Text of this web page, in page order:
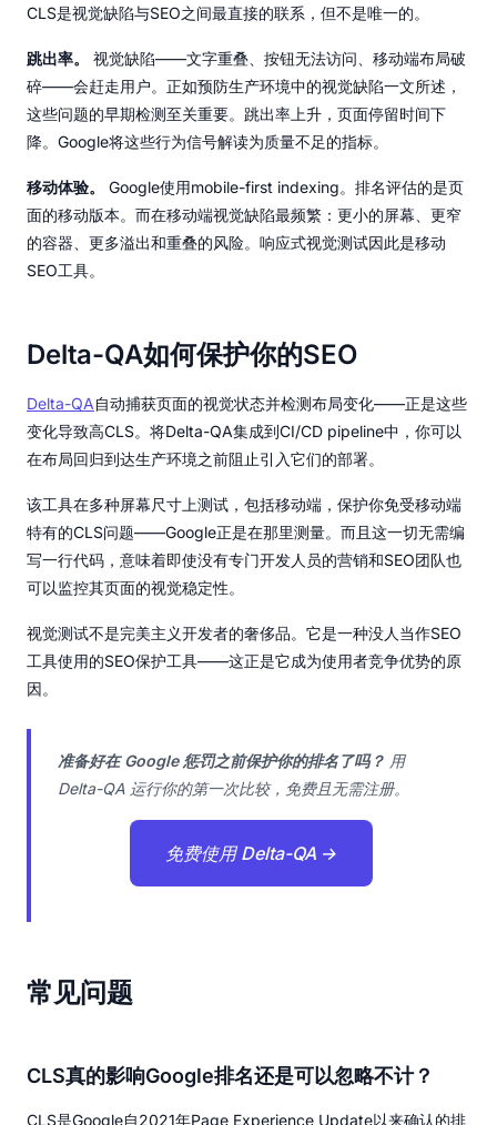
CLS是视觉缺陷与SEO之间最直接的联系，但不是唯一的。
跳出率。
视觉缺陷——文字重叠、按钮无法访问、移动端布局破
碎——会赶走用户。正如预防生产环境中的视觉缺陷一文所述，
这些问题的早期检测至关重要。跳出率上升，页面停留时间下
降。Google将这些行为信号解读为质量不足的指标。
移动体验。
Google使用mobile-first indexing。排名评估的是页
面的移动版本。而在移动端视觉缺陷最频繁：更小的屏幕、更窄
的容器、更多溢出和重叠的风险。响应式视觉测试因此是移动
SEO工具。
Delta-QA如何保护你的SEO
Delta-QA自动捕获页面的视觉状态并检测布局变化——正是这些
变化导致高CLS。将Delta-QA集成到CI/CD pipeline中，你可以
在布局回归到达生产环境之前阻止引入它们的部署。
该工具在多种屏幕尺寸上测试，包括移动端，保护你免受移动端
特有的CLS问题——Google正是在那里测量。而且这一切无需编
写一行代码，意味着即使没有专门开发人员的营销和SEO团队也
可以监控其页面的视觉稳定性。
视觉测试不是完美主义开发者的奢侈品。它是一种没人当作SEO
工具使用的SEO保护工具——这正是它成为使用者竞争优势的原
因。
准备好在 Google 惩罚之前保护你的排名了吗？ 用
Delta-QA 运行你的第一次比较，免费且无需注册。
免费使用 Delta-QA →
常见问题
CLS真的影响Google排名还是可以忽略不计？
CLS是Google自2021年Page Experience Update以来确认的排